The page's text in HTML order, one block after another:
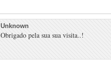
Unknown
Obrigado pela sua sua visita..!